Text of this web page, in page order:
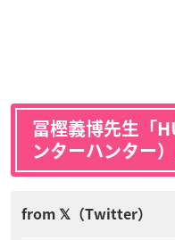
冨樫義博先生「
ンターハンター